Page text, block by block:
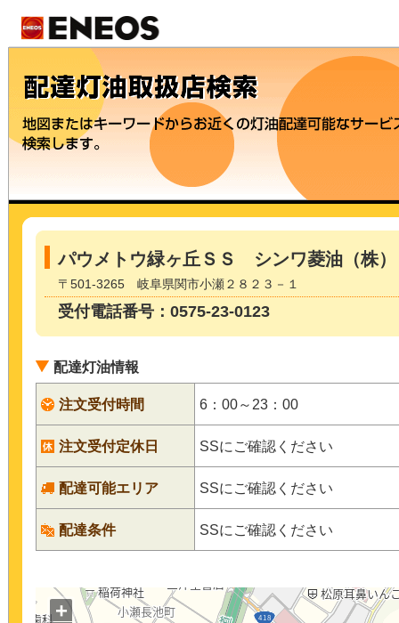
パウメトウ緑ヶ丘ＳＳ シンワ菱油（株）
〒501-3265 岐阜県関市小瀬２８２３－１
受付電話番号：0575-23-0123
配達灯油情報
注文受付時間 6：00～23：00
注文受付定休日 SSにご確認ください
配達可能エリア SSにご確認ください
配達条件 SSにご確認ください
+